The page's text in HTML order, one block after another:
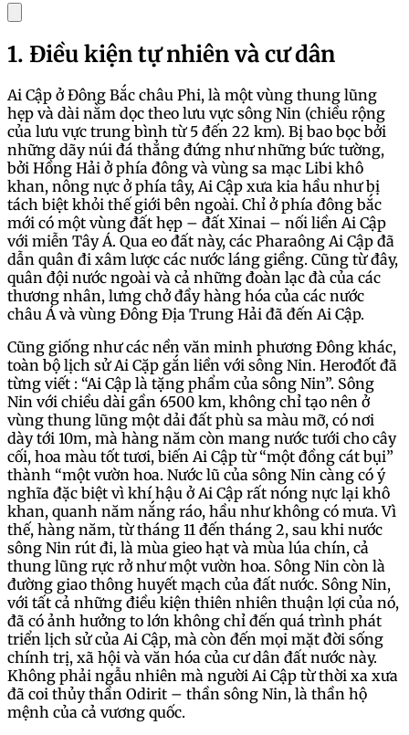
1. Điều kiện tự nhiên và cư dân
Ai Cập ở Đông Bắc châu Phi, là một vùng thung lũng
hẹp và dài nằm dọc theo lưu vực sông Nin (chiều rộng
của lưu vực trung bình từ 5 đến 22 km). Bị bao bọc bởi
những dãy núi đá thẳng đứng như những bức tường,
bởi Hồng Hải ở phía đông và vùng sa mạc Libi khô
khan, nông nực ở phía tây, Ai Cập xưa kia hầu như bị
tách biệt khỏi thế giới bên ngoài. Chỉ ở phía đông bắc
mới có một vùng đất hẹp – đất Xinai – nối liền Ai Cập
với miễn Tây Á. Qua eo đất này, các Pharaông Ai Cập đã
dẫn quân đi xâm lược các nước láng giềng. Cũng từ đây,
quân đội nước ngoài và cả những đoàn lạc đà của các
thương nhân, lưng chở đầy hàng hóa của các nước
châu Á và vùng Đông Địa Trung Hải đã đến Ai Cập.
Cũng giống như các nền văn minh phương Đông khác,
toàn bộ lịch sử Ai Cặp gắn liền với sông Nin. Herođốt đã
từng viết : “Ai Cập là tặng phẩm của sông Nin”. Sông
Nin với chiều dài gần 6500 km, không chỉ tạo nên ở
vùng thung lũng một dải đất phù sa màu mỡ, có nơi
dày tới 10m, mà hàng năm còn mang nước tưới cho cây
cối, hoa màu tốt tươi, biến Ai Cập từ “một đồng cát bụi”
thành “một vườn hoa. Nước lũ của sông Nin càng có ý
nghĩa đặc biệt vì khí hậu ở Ai Cập rất nóng nực lại khô
khan, quanh năm nắng ráo, hầu như không có mưa. Vì
thế, hàng năm, từ tháng 11 đến tháng 2, sau khi nước
sông Nin rút đi, là mùa gieo hạt và mùa lúa chín, cả
thung lũng rực rở như một vườn hoa. Sông Nin còn là
đường giao thông huyết mạch của đất nước. Sông Nin,
với tất cả những điều kiện thiên nhiên thuận lợi của nó,
đã có ảnh hưởng to lớn không chỉ đến quá trình phát
triển lịch sử của Ai Cập, mà còn đến mọi mặt đời sống
chính trị, xã hội và văn hóa của cư dân đất nước này.
Không phải ngẫu nhiên mà người Ai Cập từ thời xa xưa
đã coi thủy thần Odirit – thần sông Nin, là thần hộ
mệnh của cả vương quốc.